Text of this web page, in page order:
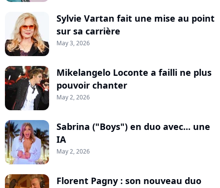
Sylvie Vartan fait une mise au point
sur sa carrière
May 3, 2026
Mikelangelo Loconte a failli ne plus
pouvoir chanter
May 2, 2026
Sabrina ("Boys") en duo avec... une
IA
May 2, 2026
Florent Pagny : son nouveau duo